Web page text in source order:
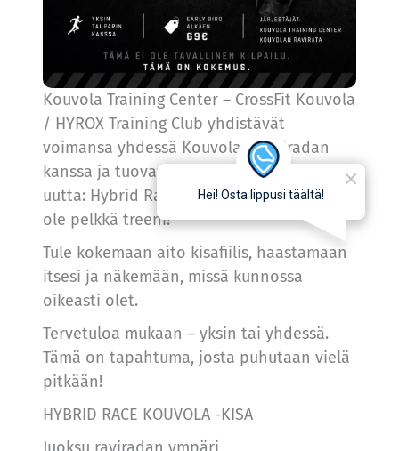
Kouvola Training Center – CrossFit Kouvola
/ HYROX Training Club yhdistävät
voimansa yhdessä Kouvolan Raviradan
kanssa ja tuovat sinulle jotain täysin
uutta: Hybrid Race Kouvola -kisat! Tämä ei
ole pelkkä treeni!
Tule kokemaan aito kisafiilis, haastamaan
itsesi ja näkemään, missä kunnossa
oikeasti olet.
Tervetuloa mukaan – yksin tai yhdessä.
Tämä on tapahtuma, josta puhutaan vielä
pitkään!
HYBRID RACE KOUVOLA -KISA